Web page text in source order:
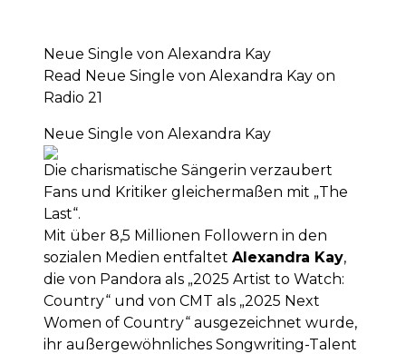
Neue Single von Alexandra Kay
Read Neue Single von Alexandra Kay on
Radio 21
Neue Single von Alexandra Kay
Die charismatische Sängerin verzaubert
Fans und Kritiker gleichermaßen mit „The
Last“.
Mit über 8,5 Millionen Followern in den
sozialen Medien entfaltet Alexandra Kay,
die von Pandora als „2025 Artist to Watch:
Country“ und von CMT als „2025 Next
Women of Country“ ausgezeichnet wurde,
ihr außergewöhnliches Songwriting-Talent